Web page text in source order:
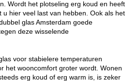
Wordt het plotseling erg koud en heeft
u hier veel last van hebben. Ook als het
glas Amsterdam goede
deze wisselende
voor stabielere temperaturen
het wooncomfort groter wordt. Wonen
erg koud of erg warm is, is zeker